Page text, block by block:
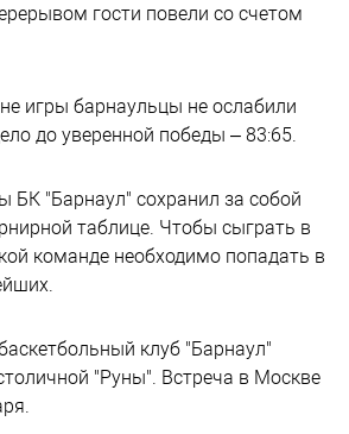
гости повели со счетом
игры барнаульцы не ослабили
до уверенной победы – 83:65.
БК "Барнаул" сохранил за собой
таблице. Чтобы сыграть в
команде необходимо попадать в
клуб "Барнаул"
"Руны". Встреча в Москве